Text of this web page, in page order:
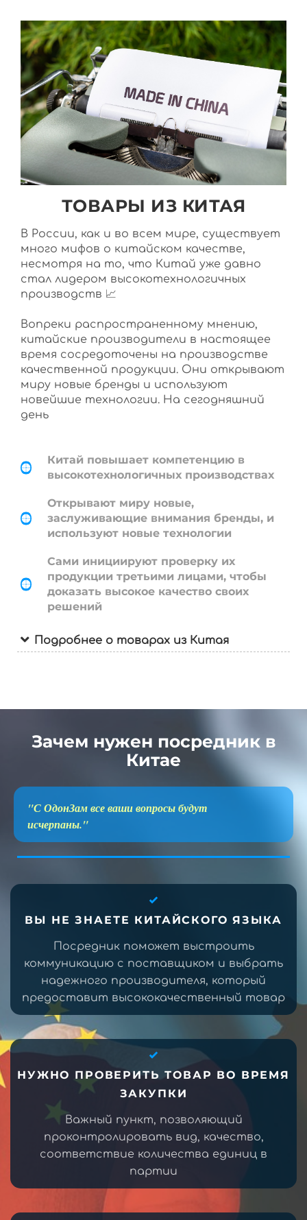
ТОВАРЫ ИЗ КИТАЯ
В России, как и во всем мире, существует
много мифов о китайском качестве,
несмотря на то, что Китай уже давно
стал лидером высокотехнологичных
производств 📈
Вопреки распространенному мнению,
китайские производители в настоящее
время сосредоточены на производстве
качественной продукции. Они открывают
миру новые бренды и используют
новейшие технологии. На сегодняшний
день
Китай повышает компетенцию в
высокотехнологичных производствах
Открывают миру новые,
заслуживающие внимания бренды, и
используют новые технологии
Сами инициируют проверку их
продукции третьими лицами, чтобы
доказать высокое качество своих
решений
Подробнее о товарах из Китая
Зачем нужен посредник в
Китае
"С ОдонЗам все ваши вопросы будут
исчерпаны."
ВЫ НЕ ЗНАЕТЕ КИТАЙСКОГО ЯЗЫКА
Посредник поможет выстроить
коммуникацию с поставщиком и выбрать
надежного производителя, который
предоставит высококачественный товар
НУЖНО ПРОВЕРИТЬ ТОВАР ВО ВРЕМЯ
ЗАКУПКИ
Важный пункт, позволяющий
проконтролировать вид, качество,
соответствие количества единиц в
партии